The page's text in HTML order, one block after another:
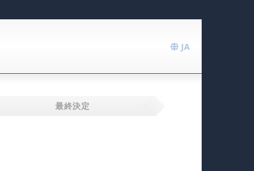
JA
最終決定